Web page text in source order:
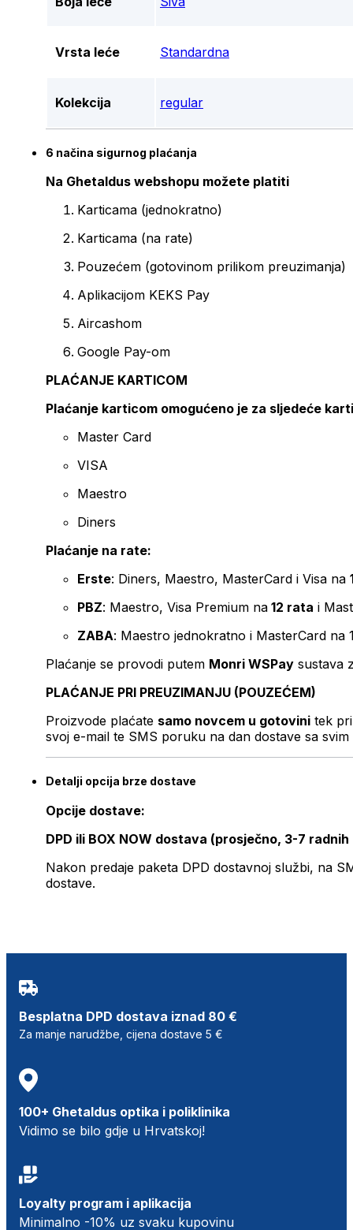
Vrsta leće Standardna
Kolekcija regular
6 načina sigurnog plaćanja
Na Ghetaldus webshopu možete platiti
Karticama (jednokratno)
Karticama (na rate)
Pouzećem (gotovinom prilikom preuzimanja)
Aplikacijom KEKS Pay
Aircashom
Google Pay-om
PLAĆANJE KARTICOM
Plaćanje karticom omogućeno je za sljedeće
Master Card
VISA
Maestro
Diners
Plaćanje na rate:
Erste: Diners, Maestro, MasterCard i Visa na
PBZ: Maestro, Visa Premium na 12 rata i
ZABA: Maestro jednokratno i MasterCard na
Plaćanje se provodi putem Monri WSPay sustava
PLAĆANJE PRI PREUZIMANJU (POUZEĆEM)
Proizvode plaćate samo novcem u gotovini tek
svoj e-mail te SMS poruku na dan dostave sa svim
Detalji opcija brze dostave
Opcije dostave:
DPD ili BOX NOW dostava (prosječno, 3-7 radnih
Nakon predaje paketa DPD dostavnoj službi, na
dostave.
Besplatna DPD dostava iznad 80 €
Za manje narudžbe, cijena dostave 5 €
100+ Ghetaldus optika i poliklinika
Vidimo se bilo gdje u Hrvatskoj!
Loyalty program i aplikacija
Minimalno -10% uz svaku kupovinu